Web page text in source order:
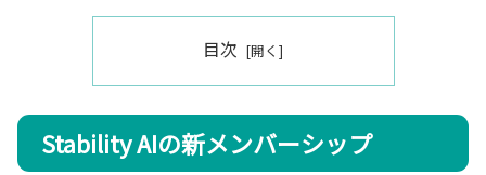
目次
Stability AIの新メンバーシップ